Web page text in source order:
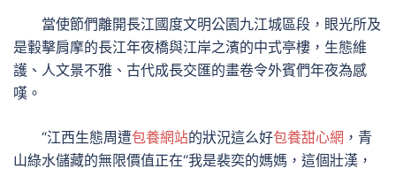
當使節們離開長江國度文明公園九江城區段，眼光所及
是轂擊肩摩的長江年夜橋與江岸之濱的中式亭樓，生態維
護、人文景不雅、古代成長交匯的畫卷令外賓們年夜為感
嘆。
“江西生態周遭包養網站的狀況這么好包養甜心網 ，青
山綠水儲藏的無限價值正在“我是裴奕的媽媽，這個壯漢，